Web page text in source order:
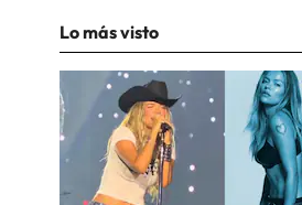
Lo más visto